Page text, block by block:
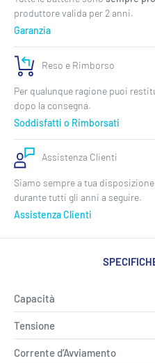
PayPal
Paga col metodo di pagamento
e con l’assicurazione.
Bonifico Bancario
Procedendo con l’ordine
Contrassegno
Paga alla consegna, dopo aver
ha un sovraprezzo di € 8,00
produttore valida per 2 anni.
Garanzia
Reso e Rimborso
Per qualunque ragione puoi
dopo la consegna.
Soddisfatti o Rimborsati
Assistenza Clienti
Siamo sempre a tua
durante tutti gli anni a seguire.
Assistenza Clienti
Capacità
Tensione
Corrente d’Avviamento